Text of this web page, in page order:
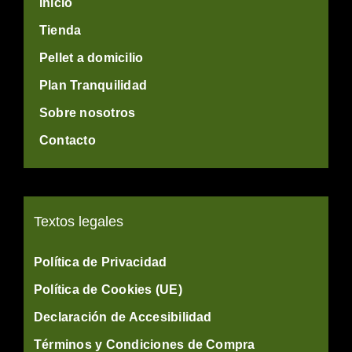
Inicio
Tienda
Pellet a domicilio
Plan Tranquilidad
Sobre nosotros
Contacto
Textos legales
Política de Privacidad
Política de Cookies (UE)
Declaración de Accesibilidad
Términos y Condiciones de Compra